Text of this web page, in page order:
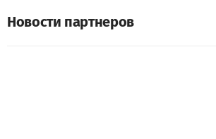
Новости партнеров